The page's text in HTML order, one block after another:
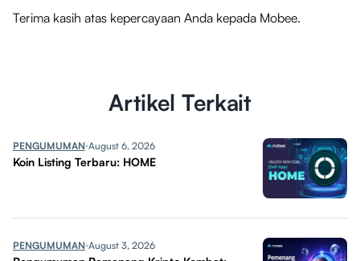
Terima kasih atas kepercayaan Anda kepada Mobee.
Artikel Terkait
PENGUMUMAN August 6, 2026
Koin Listing Terbaru: HOME
PENGUMUMAN August 3, 2026